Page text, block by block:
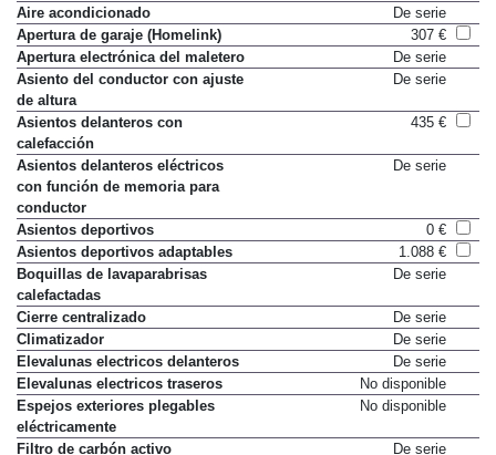
térmica tintado en verde
Aire acondicionado
De serie
Apertura de garaje (Homelink)
307 €
Apertura electrónica del maletero
De serie
Asiento del conductor con ajuste
de altura
Asientos delanteros con
calefacción
Asientos delanteros eléctricos
con función de memoria para
conductor
Asientos deportivos
0 €
Asientos deportivos adaptables
1.088 €
Boquillas de lavaparabrisas
calefactadas
Cierre centralizado
De serie
Climatizador
De serie
Elevalunas electricos delanteros
De serie
Elevalunas electricos traseros
No disponible
Espejos exteriores plegables
eléctricamente